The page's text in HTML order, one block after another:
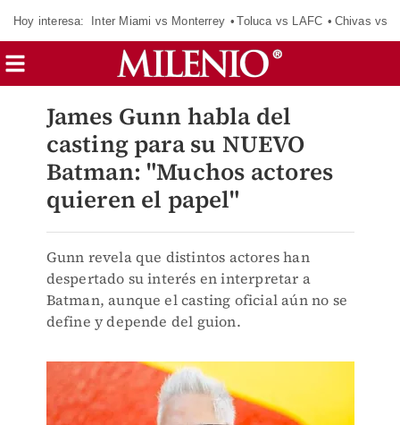
Hoy interesa: Inter Miami vs Monterrey Toluca vs LAFC Chivas vs
James Gunn habla del
casting para su NUEVO
Batman: "Muchos actores
quieren el papel"
Gunn revela que distintos actores han
despertado su interés en interpretar a
Batman, aunque el casting oficial aún no se
define y depende del guion.